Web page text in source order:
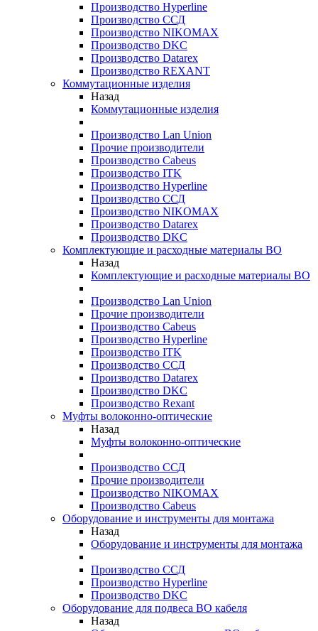
Производство Hyperline
Производство ССД
Производство NIKOMAX
Производство DKC
Производство Datarex
Производство REXANT
Коммутационные изделия
Назад
Коммутационные изделия
Производство Lan Union
Прочие производители
Производство Cabeus
Производство ITK
Производство Hyperline
Производство ССД
Производство NIKOMAX
Производство Datarex
Производство DKC
Комплектующие и расходные материалы ВО
Назад
Комплектующие и расходные материалы ВО
Производство Lan Union
Прочие производители
Производство Cabeus
Производство Hyperline
Производство ITK
Производство ССД
Производство Datarex
Производство DKC
Производство Rexant
Муфты волоконно-оптические
Назад
Муфты волоконно-оптические
Производство ССД
Прочие производители
Производство NIKOMAX
Производство Cabeus
Оборудование и инструменты для монтажа
Назад
Оборудование и инструменты для монтажа
Производство ССД
Производство Hyperline
Производство DKC
Оборудование для подвеса ВО кабеля
Назад